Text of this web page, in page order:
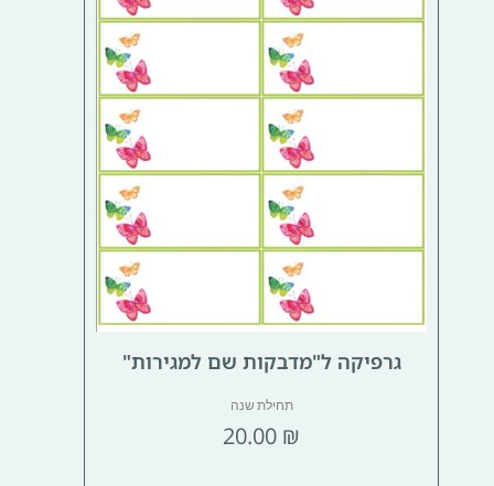
גרפיקה ל"מדבקות שם למגירות"
תחילת שנה
20.00 ₪